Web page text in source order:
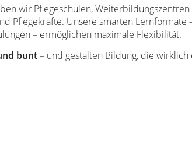
wir Pflegeschulen,
Pflegekräfte. Unsere smarten Lernformate
– ermöglichen maximale Flexibilität.
bunt– und gestalten Bildung, die wirklich